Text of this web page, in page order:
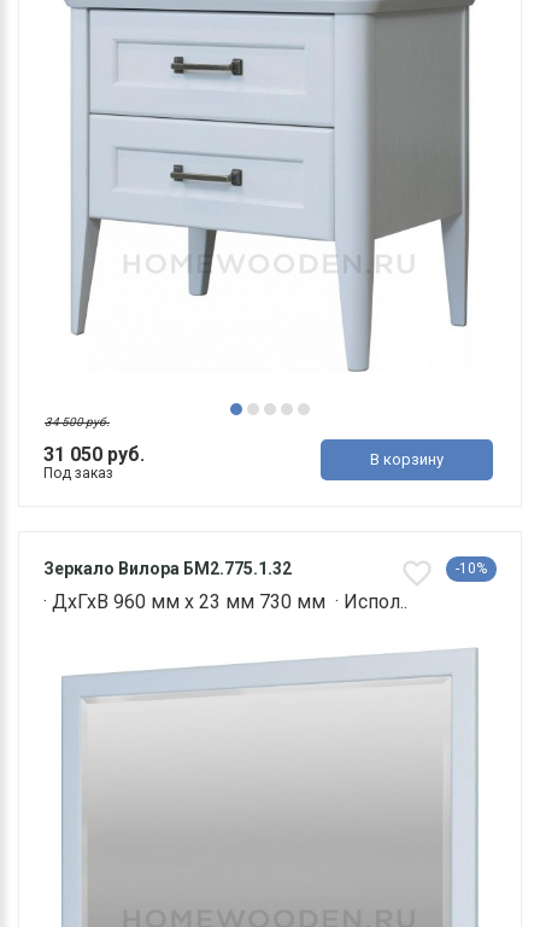
31 050 руб.
34 500 руб.
Под заказ
В корзину
Зеркало Вилора БМ2.775.1.32 -10%
· ДхГхВ 960 мм х 23 мм 730 мм · Испол..